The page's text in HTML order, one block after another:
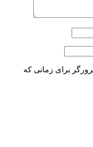
برای زمانی که